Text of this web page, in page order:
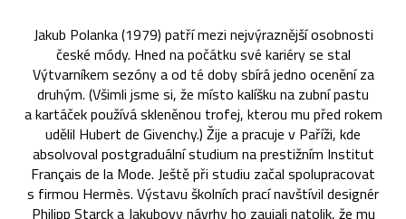
Jakub Polanka (1979) patří mezi nejvýraznější osobnosti
české módy. Hned na počátku své kariéry se stal
Výtvarníkem sezóny a od té doby sbírá jedno ocenění za
druhým. (Všimli jsme si, že místo kalíšku na zubní pastu
a kartáček používá skleněnou trofej, kterou mu před rokem
udělil Hubert de Givenchy.) Žije a pracuje v Paříži, kde
absolvoval postgraduální studium na prestižním Institut
Français de la Mode. Ještě při studiu začal spolupracovat
s firmou Hermès. Výstavu školních prací navštívil designér
Philipp Starck a Jakubovy návrhy ho zaujali natolik, že mu